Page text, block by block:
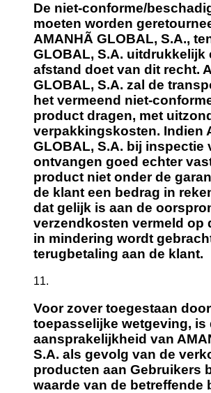
De niet-conforme/
moeten worden
AMANHÃ GLOBAL, S.A.,
GLOBAL, S.A.
afstand doet van dit recht.
GLOBAL, S.A. zal de
het vermeend niet-
product dragen, met
verpakkingskosten. Indien
GLOBAL, S.A. bij inspectie
ontvangen goed echter
product niet onder de
de klant een bedrag in
dat gelijk is aan de
verzendkosten vermeld op
in mindering wordt
terugbetaling aan de klant.
Voor zover toegestaan
toepasselijke wetgeving, is
aansprakelijkheid van
S.A. als gevolg van de
producten aan Gebruikers
waarde van de betreffende